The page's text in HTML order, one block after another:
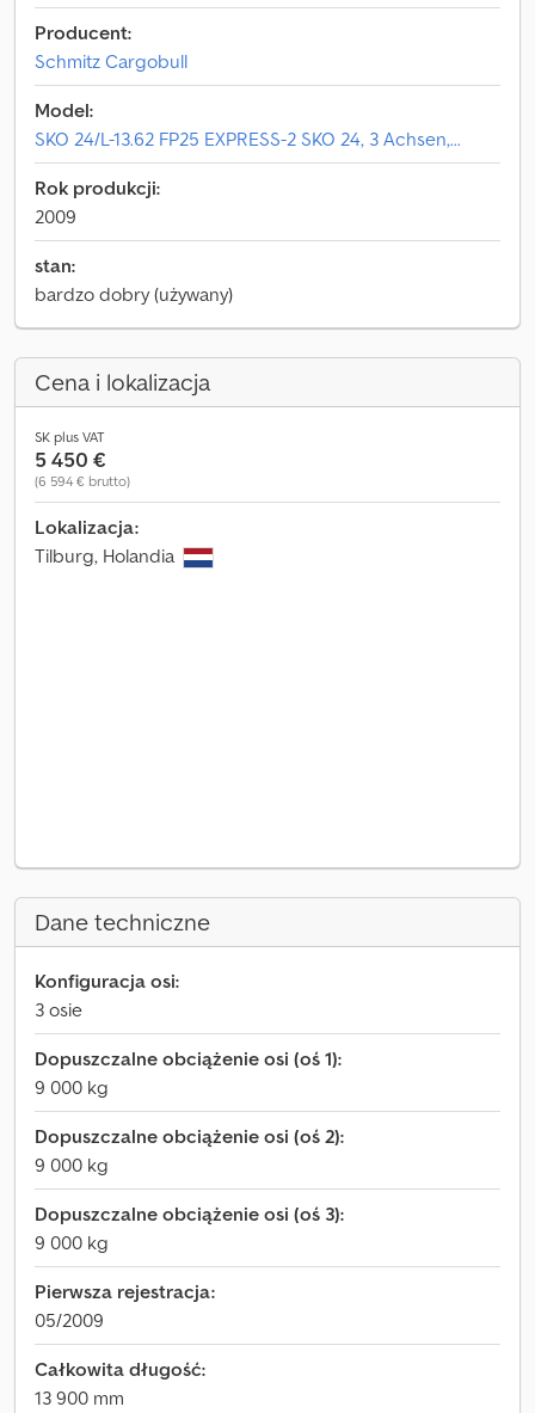
Producent:
Schmitz Cargobull
Model:
SKO 24/L-13.62 FP25 EXPRESS-2 SKO 24, 3 Achsen,...
Rok produkcji:
2009
stan:
bardzo dobry (używany)
Cena i lokalizacja
SK plus VAT
5 450 €
(6 594 € brutto)
Lokalizacja:
Tilburg, Holandia
Dane techniczne
Konfiguracja osi:
3 osie
Dopuszczalne obciążenie osi (oś 1):
9 000 kg
Dopuszczalne obciążenie osi (oś 2):
9 000 kg
Dopuszczalne obciążenie osi (oś 3):
9 000 kg
Pierwsza rejestracja:
05/2009
Całkowita długość:
13 900 mm